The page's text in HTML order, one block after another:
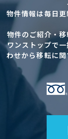
物件情報は毎日
物件のご紹介・
ワンストップで
わせから移転に